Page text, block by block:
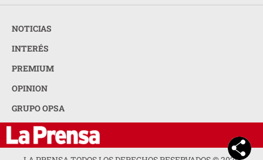
NOTICIAS
INTERÉS
PREMIUM
OPINION
GRUPO OPSA